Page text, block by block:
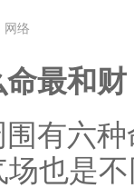
网络
最和财
六种
也是